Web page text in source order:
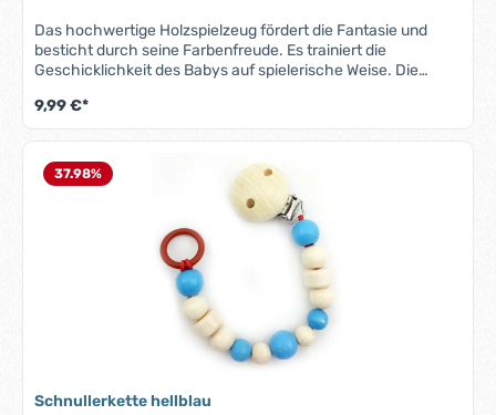
Das hochwertige Holzspielzeug fördert die Fantasie und
besticht durch seine Farbenfreude. Es trainiert die
Geschicklichkeit des Babys auf spielerische Weise. Die
aus Buchenholz mit KugelketteGröße: ca. 9x8 cmAlter: ab
GeburtDieses Spielzeug entspricht der Sicherheitsnorm EN
schweissfest.Achtung: Lass Dein Kind nur unter Aufsicht
spielen!
9,99 €*
37.98%
Schnullerkette hellblau